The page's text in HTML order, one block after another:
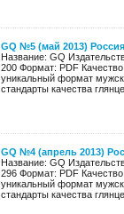
GQ №5 (май 2013) Россия
Название: GQ
200 Формат: PDF
уникальный формат
стандарты качества
GQ №4 (апрель 2013)
Название: GQ
296 Формат: PDF
уникальный формат
стандарты качества